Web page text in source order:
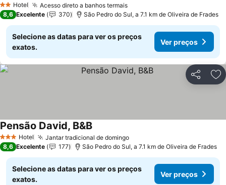
2 Estrelas
Hotel Acesso direto a banhos termaisVer preços
Ver preços
8,6 Excelente 370 São Pedro do Sul, a 7.1 km de Oliveira de Frades
Selecione as datas para ver os preços
exatos.
Ver preços
Partilhar
3 EstrelasHotel Jantar tradicional de domingoVer preços
Pensão David, B&BVer preços
8,6 Excelente 177 São Pedro do Sul, a 7.1 km de Oliveira de Frades
Selecione as datas para ver os preços
exatos.
Ver preços